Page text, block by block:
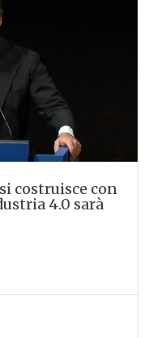
costruisce con
4.0 sarà